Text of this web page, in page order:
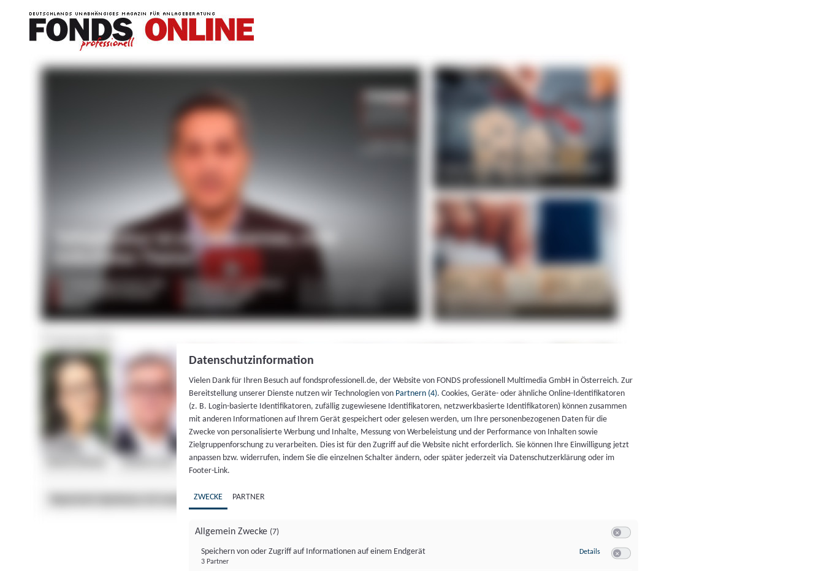
Datenschutzinformation
Vielen Dank für Ihren Besuch auf fondsprofessionell.de, der Website von FONDS professionell Multimedia GmbH in Österreich. Zur
Bereitstellung unserer Dienste nutzen wir Technologien von Partnern (4). Cookies, Geräte- oder ähnliche Online-Identifikatoren
(z. B. Login-basierte Identifikatoren, zufällig zugewiesene Identifikatoren, netzwerkbasierte Identifikatoren) können zusammen
mit anderen Informationen auf Ihrem Gerät gespeichert oder gelesen werden, um Ihre personenbezogenen Daten für die
Zwecke von personalisierte Werbung und Inhalte, Messung von Werbeleistung und der Performance von Inhalten sowie
Zielgruppenforschung zu verarbeiten. Dies ist für den Zugriff auf die Website nicht erforderlich. Sie können Ihre Einwilligung jetzt
anpassen bzw. widerrufen, indem Sie die einzelnen Schalter ändern, oder später jederzeit via Datenschutzerklärung oder im
Footer-Link.
ZWECKE PARTNER
Allgemein Zwecke (7)
Speichern von oder Zugriff auf Informationen auf einem Endgerät
3 Partner
Details zu Speichern von oder Zugriff auf Informationen auf einem Endgerät